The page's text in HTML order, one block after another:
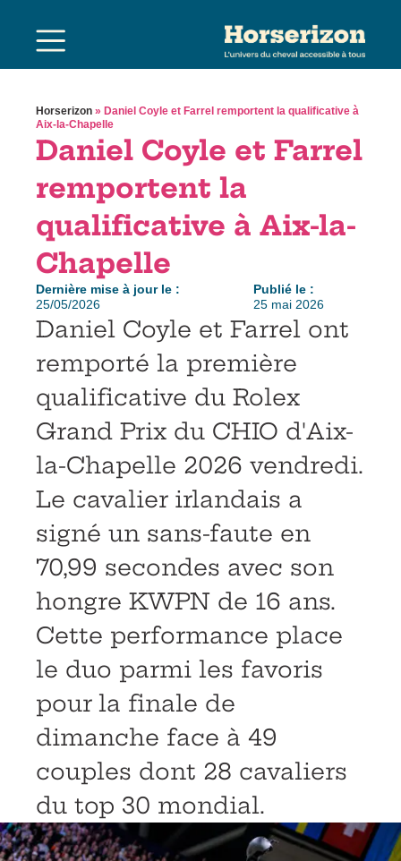
Horserizon » Daniel Coyle et Farrel remportent la qualificative à
Aix-la-Chapelle
Daniel Coyle et Farrel
remportent la
qualificative à Aix-la-
Chapelle
Dernière mise à jour le :
25/05/2026
Publié le :
25 mai 2026
Daniel Coyle et Farrel ont
remporté la première
qualificative du Rolex
Grand Prix du CHIO d'Aix-
la-Chapelle 2026 vendredi.
Le cavalier irlandais a
signé un sans-faute en
70,99 secondes avec son
hongre KWPN de 16 ans.
Cette performance place
le duo parmi les favoris
pour la finale de
dimanche face à 49
couples dont 28 cavaliers
du top 30 mondial.